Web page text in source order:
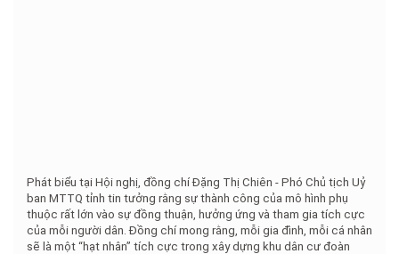
Phát biểu tại Hội nghị, đồng chí Đặng Thị Chiên - Phó Chủ tịch Uỷ
ban MTTQ tỉnh tin tưởng rằng sự thành công của mô hình phụ
thuộc rất lớn vào sự đồng thuận, hưởng ứng và tham gia tích cực
của mỗi người dân. Đồng chí mong rằng, mỗi gia đình, mỗi cá nhân
sẽ là một “hạt nhân” tích cực trong xây dựng khu dân cư đoàn